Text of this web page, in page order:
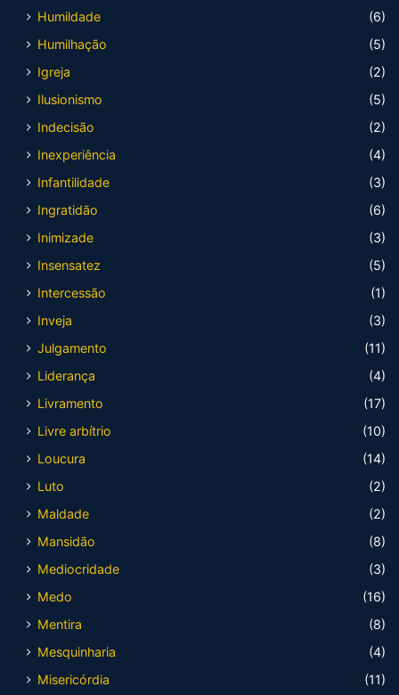
Humildade
(6)
Humilhação
(5)
Igreja
(2)
Ilusionismo
(5)
Indecisão
(2)
Inexperiência
(4)
Infantilidade
(3)
Ingratidão
(6)
Inimizade
(3)
Insensatez
(5)
Intercessão
(1)
Inveja
(3)
Julgamento
(11)
Liderança
(4)
Livramento
(17)
Livre arbítrio
(10)
Loucura
(14)
Luto
(2)
Maldade
(2)
Mansidão
(8)
Mediocridade
(3)
Medo
(16)
Mentira
(8)
Mesquinharia
(4)
Misericórdia
(11)